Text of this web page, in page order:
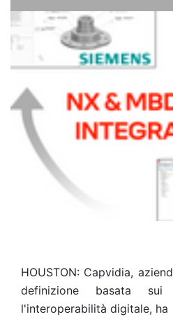
HOUSTON: Capvidia,
definizione basata
l'interoperabilità digitale,